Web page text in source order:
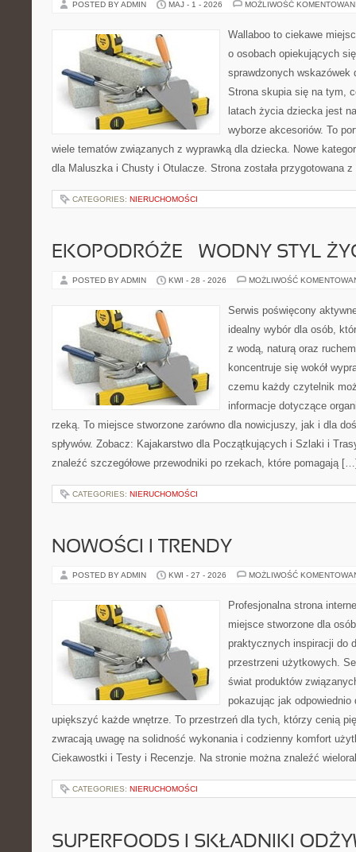
POSTED BY ADMIN MAJ - 1 - 2026 MOŻLIWOŚĆ
Wallaboo to ciekawe
o osobach opiekujących
sprawdzonych wskazówek
Strona skupia się na tym,
latach życia dziecka jest
wyborze akcesoriów. To
wiele tematów związanych z wyprawką dla dziecka. Nowe
dla Maluszka i Chusty i Otulacze. Strona została przygotowana
CATEGORIES: NIERUCHOMOŚCI
EKOPODRÓŻE – WODNY STYL
POSTED BY ADMIN KWI - 28 - 2026 MOŻLIWOŚĆ
Serwis poświęcony
idealny wybór dla osób,
z wodą, naturą oraz
koncentruje się wokół
czemu każdy czytelnik
informacje dotyczące
rzeką. To miejsce stworzone zarówno dla nowicjuszy, jak i dla
spływów. Zobacz: Kajakarstwo dla Początkujących i Szlaki i
znaleźć szczegółowe przewodniki po rzekach, które pomagają
CATEGORIES: NIERUCHOMOŚCI
NOWOŚCI I TRENDY
POSTED BY ADMIN KWI - 27 - 2026 MOŻLIWOŚĆ
Profesjonalna strona
miejsce stworzone dla
praktycznych inspiracji do
przestrzeni użytkowych.
świat produktów
pokazując jak odpowiednio
upiększyć każde wnętrze. To przestrzeń dla tych, którzy cenią
zwracają uwagę na solidność wykonania i codzienny komfort
Ciekawostki i Testy i Recenzje. Na stronie można znaleźć
CATEGORIES: NIERUCHOMOŚCI
SUPERFOODS I SKŁADNIKI